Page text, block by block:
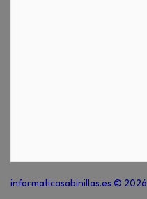
informaticasabinillas.es © 2026